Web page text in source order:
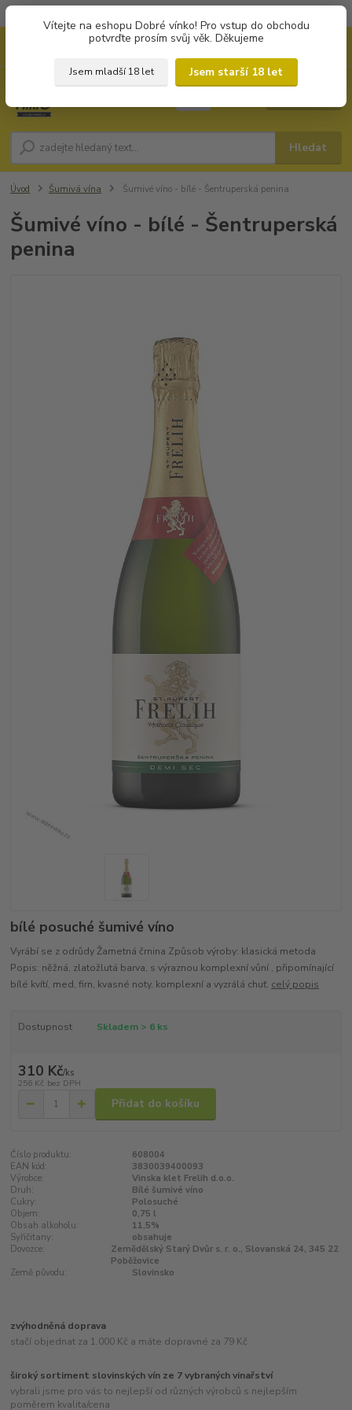
Vítejte na eshopu Dobré vínko! Pro vstup do obchodu
potvrďte prosím svůj věk. Děkujeme
Jsem mladší 18 let
Jsem starší 18 let
Hledat
Úvod Šumivá vína Šumivé víno - bílé - Šentruperská penina
Šumivé víno - bílé - Šentruperská
penina
bílé posuché šumivé víno
Vyrábí se z odrůdy Žametná črnina Způsob výroby: klasická metoda
Popis: něžná, zlatožlutá barva, s výraznou komplexní vůní , připomínající
bílé kvítí, med, firn, kvasné noty, komplexní a vyzrálá chuť. celý popis
Dostupnost Skladem > 6 ks
310 Kč/ks
256 Kč bez DPH
Přidat do košíku
Číslo produktu:
608004
EAN kód:
3830039400093
Výrobce:
Vinska klet Frelih d.o.o.
Druh:
Bílé šumivé víno
Cukry:
Polosuché
Objem:
0,75 l
Obsah alkoholu:
11,5%
Syřičitany:
obsahuje
Dovozce:
Zemědělský Starý Dvůr s. r. o., Slovanská 24, 345 22
Poběžovice
Země původu:
Slovinsko
zvýhodněná doprava
stačí objednat za 1.000 Kč a máte dopravné za 79 Kč
široký sortiment slovinských vín ze 7 vybraných vinařství
vybrali jsme pro vás to nejlepší od různých výrobců s nejlepším
poměrem kvalita/cena